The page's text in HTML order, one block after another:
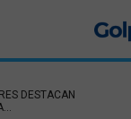
DESTACAN